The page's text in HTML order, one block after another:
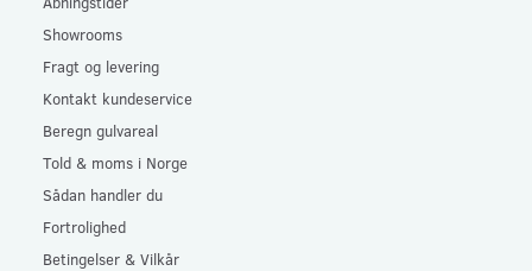
Showrooms
Fragt og levering
Kontakt kundeservice
Beregn gulvareal
Told & moms i Norge
Sådan handler du
Fortrolighed
Betingelser & Vilkår